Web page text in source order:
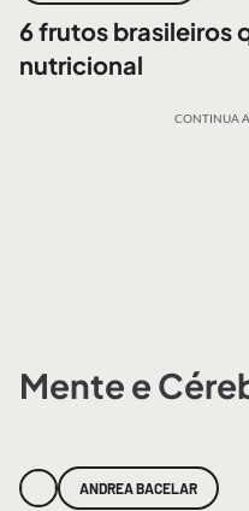
6 frutos brasileiros
nutricional
CONTINUA
Mente e
ANDREA BACELAR